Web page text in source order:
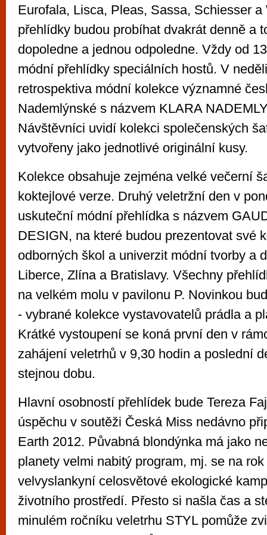
Eurofala, Lisca, Pleas, Sassa, Schiesser a
přehlídky budou probíhat dvakrát denně a
dopoledne a jednou odpoledne. Vždy od
módní přehlídky speciálních hostů. V
retrospektiva módní kolekce významné
Nademlýnské s názvem KLARA
Návštěvníci uvidí kolekci společenských
vytvořeny jako jednotlivé originální kusy.
Kolekce obsahuje zejména velké večerní
koktejlové verze. Druhý veletržní den v
uskuteční módní přehlídka s názvem
DESIGN, na které budou prezentovat své
odborných škol a univerzit módní tvorby a
Liberce, Zlína a Bratislavy. Všechny
na velkém molu v pavilonu P. Novinkou
- vybrané kolekce vystavovatelů prádla a
Krátké vystoupení se koná první den v
zahájení veletrhů v 9,30 hodin a poslední
stejnou dobu.
Hlavní osobností přehlídek bude Tereza
úspěchu v soutěži Česká Miss nedávno
Earth 2012. Půvabná blondýnka má jako
planety velmi nabitý program, mj. se na
velvyslankyní celosvětové ekologické
životního prostředí. Přesto si našla čas a
minulém ročníku veletrhu STYL pomůže